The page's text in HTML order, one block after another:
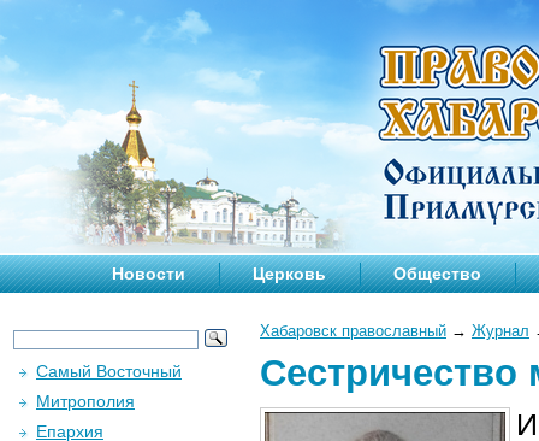
Новости Церковь Общество
Хабаровск православный → Журнал
Самый Восточный
Митрополия
Епархия